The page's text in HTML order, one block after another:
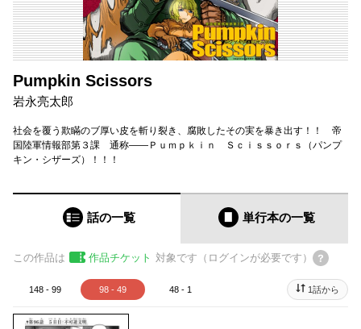
Pumpkin Scissors
岩永亮太郎
社会を覆う欺瞞のブ厚い皮を斬り裂き、腐敗したその実を暴き出す！！ 帝
国陸軍情報部第３課 通称――Ｐｕｍｐｋｉｎ Ｓｃｉｓｓｏｒｓ（パンプ
キン・シザーズ）！！！
話の一覧 単行本の一覧
この作品は 作品チケット 対象です（ログインが必要です）
148 - 99 98 - 49 48 - 1 1話から